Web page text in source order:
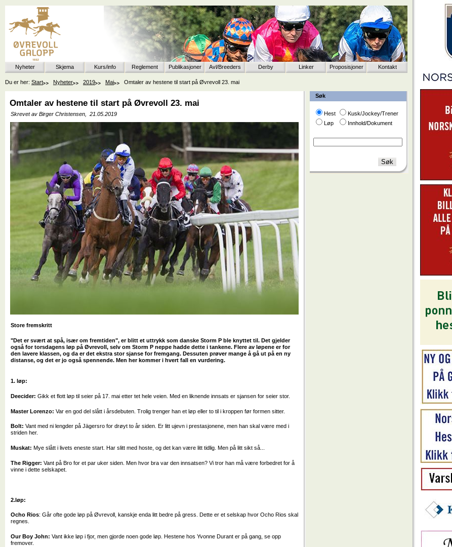
Nyheter Skjema Kurs/info Reglement Publikasjoner Avl/Breeders Derby Linker Proposisjoner Kontakt
Du er her: Start Nyheter 2019 Mai Omtaler av hestene til start på Øvrevoll 23. mai
Søk
Hest
Kusk/Jockey/Trener
Løp
Innhold/Dokument
Omtaler av hestene til start på Øvrevoll 23. mai
Skrevet av Birger Christensen, 21.05.2019
Store fremskritt
"Det er svært at spå, især om fremtiden", er blitt et uttrykk som danske Storm P ble knyttet til. Det gjelder
også for torsdagens løp på Øvrevoll, selv om Storm P neppe hadde dette i tankene. Flere av løpene er for
den lavere klassen, og da er det ekstra stor sjanse for fremgang. Dessuten prøver mange å gå ut på en ny
distanse, og det er jo også spennende. Men her kommer i hvert fall en vurdering.
1. løp:
Deecider: Gikk et flott løp til seier på 17. mai etter tet hele veien. Med en liknende innsats er sjansen for seier stor.
Master Lorenzo:Var en god del slått i årsdebuten. Trolig trenger han et løp eller to til i kroppen før formen sitter.
Bolt:Vant med ni lengder på Jägersro for drøyt to år siden. Er litt ujevn i prestasjonene, men han skal være med i
striden her.
Muskat: Mye slått i livets eneste start. Har slitt med hoste, og det kan være litt tidlig. Men på litt sikt så...
The Rigger:Vant på Bro for et par uker siden. Men hvor bra var den innsatsen? Vi tror han må være forbedret for å
vinne i dette selskapet.
2.løp:
Ocho Rios: Går ofte gode løp på Øvrevoll, kanskje enda litt bedre på gress. Dette er et selskap hvor Ocho Rios skal
regnes.
Our Boy John:Vant ikke løp i fjor, men gjorde noen gode løp. Hestene hos Yvonne Durant er på gang, se opp
fremover.